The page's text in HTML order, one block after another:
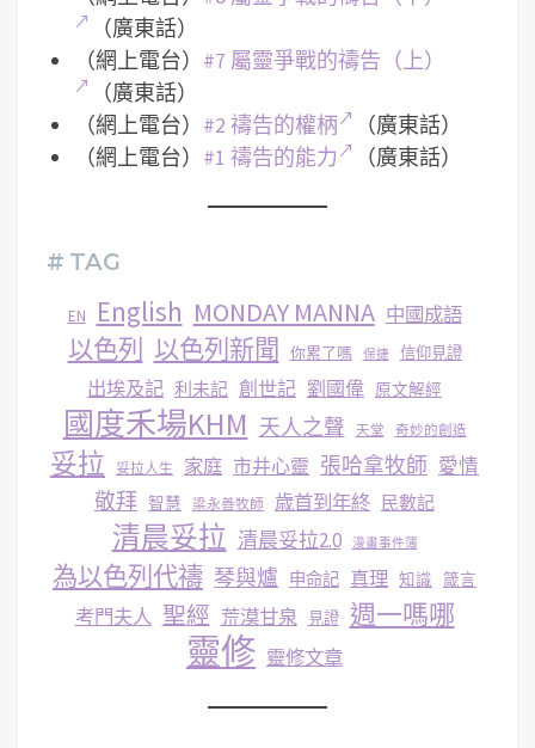
（廣東話）
（網上電台） #7 屬靈爭戰的禱告（上）
（廣東話）
（網上電台） #2 禱告的權柄
（廣東話）
（網上電台） #1 禱告的能力 （廣東話）
# TAG
EN English MONDAY MANNA 中國成語
以色列 以色列新聞 你累了嗎 保捷 信仰見證
出埃及記 利未記 創世記 劉國偉 原文解經
國度禾場KHM 天人之聲 天堂 奇妙的創造
妥拉 妥拉人生 家庭 市井心靈 張哈拿牧師 愛情
敬拜 智慧 梁永善牧師 歳首到年終 民數記
清晨妥拉 清晨妥拉2.0 漫畫事件簿
為以色列代禱 琴與爐 申命記 真理 知識 箴言
考門夫人 聖經 荒漠甘泉 見證 週一嗎哪
靈修 靈修文章